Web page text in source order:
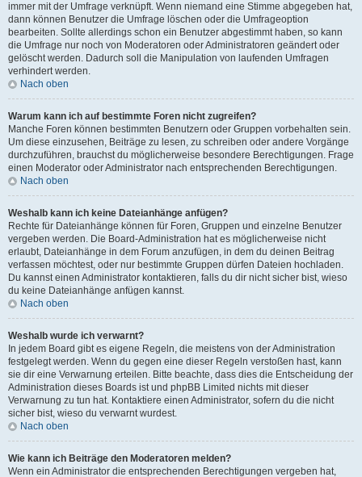
immer mit der Umfrage verknüpft. Wenn niemand eine Stimme abgegeben hat,
dann können Benutzer die Umfrage löschen oder die Umfrageoption
bearbeiten. Sollte allerdings schon ein Benutzer abgestimmt haben, so kann
die Umfrage nur noch von Moderatoren oder Administratoren geändert oder
gelöscht werden. Dadurch soll die Manipulation von laufenden Umfragen
verhindert werden.
Nach oben
Warum kann ich auf bestimmte Foren nicht zugreifen?
Manche Foren können bestimmten Benutzern oder Gruppen vorbehalten sein.
Um diese einzusehen, Beiträge zu lesen, zu schreiben oder andere Vorgänge
durchzuführen, brauchst du möglicherweise besondere Berechtigungen. Frage
einen Moderator oder Administrator nach entsprechenden Berechtigungen.
Nach oben
Weshalb kann ich keine Dateianhänge anfügen?
Rechte für Dateianhänge können für Foren, Gruppen und einzelne Benutzer
vergeben werden. Die Board-Administration hat es möglicherweise nicht
erlaubt, Dateianhänge in dem Forum anzufügen, in dem du deinen Beitrag
verfassen möchtest, oder nur bestimmte Gruppen dürfen Dateien hochladen.
Du kannst einen Administrator kontaktieren, falls du dir nicht sicher bist, wieso
du keine Dateianhänge anfügen kannst.
Nach oben
Weshalb wurde ich verwarnt?
In jedem Board gibt es eigene Regeln, die meistens von der Administration
festgelegt werden. Wenn du gegen eine dieser Regeln verstoßen hast, kann
sie dir eine Verwarnung erteilen. Bitte beachte, dass dies die Entscheidung der
Administration dieses Boards ist und phpBB Limited nichts mit dieser
Verwarnung zu tun hat. Kontaktiere einen Administrator, sofern du die nicht
sicher bist, wieso du verwarnt wurdest.
Nach oben
Wie kann ich Beiträge den Moderatoren melden?
Wenn ein Administrator die entsprechenden Berechtigungen vergeben hat,